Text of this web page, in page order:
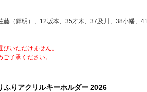
（輝明）、12坂本、35才木、37及川、38小幡、
いただけません。
了承ください。
ふりアクリルキーホルダー 2026